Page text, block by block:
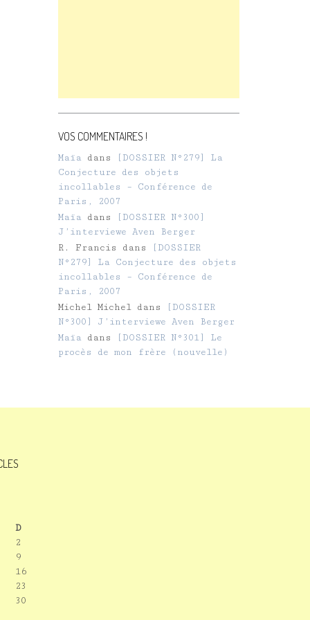
VOS COMMENTAIRES !
Maïa dans
[DOSSIER N°279] La
Conjecture des objets
incollables – Conférence de
Paris, 2007
Maïa dans
[DOSSIER N°300]
J’interviewe Aven Berger
R. Francis
dans
[DOSSIER
N°279] La Conjecture des objets
incollables – Conférence de
Paris, 2007
Michel Micheldans
[DOSSIER
N°300] J’interviewe Aven Berger
Maïa dans
[DOSSIER N°301] Le
procès de mon frère (nouvelle)
D
2
9
16
23
30